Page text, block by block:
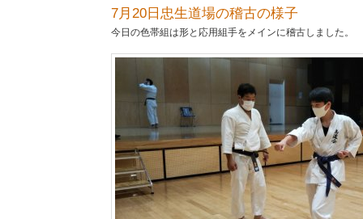
7月20日忠生道場の稽古の様子
今日の色帯組は形と応用組手をメインに稽古しました。